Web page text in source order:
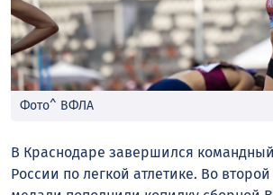
Фото^ ВФЛА
В Краснодаре завершился
России по легкой атлетике. Во